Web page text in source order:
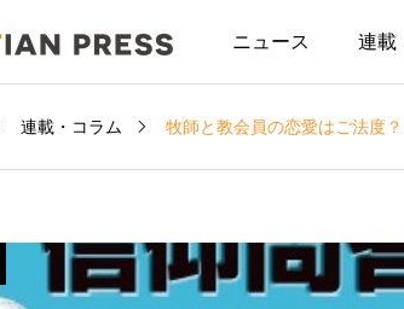
ニュース 連載
連載・コラム 牧師と教会員の恋愛はご法度